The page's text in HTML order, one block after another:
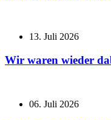
13. Juli 2026
Wir waren wieder
06. Juli 2026